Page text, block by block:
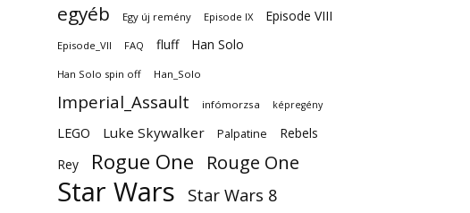
egyéb Egy új remény Episode IX Episode VIII
Episode_VII FAQ fluff Han Solo
Han Solo spin off Han_Solo
Imperial_Assault infómorzsa képregény
LEGO Luke Skywalker Palpatine
Rebels
Rey
Rogue One Rouge One
Star Wars Star Wars 8